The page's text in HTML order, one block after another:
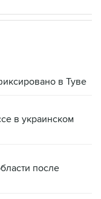
в Туве
в украинском
после